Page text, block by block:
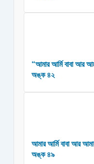
“আমার আর্মি বাবা আর
অঙ্ক ৪২
আমার আর্মি বাবা আর
অঙ্ক ৪৯